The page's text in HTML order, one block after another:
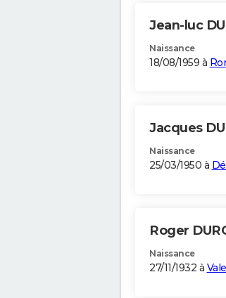
Jean-luc
Naissance
18/08/1959 à
Jacques
Naissance
25/03/1950 à
Roger
Naissance
27/11/1932 à